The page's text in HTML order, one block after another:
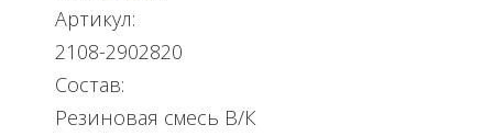
Артикул:
2108-2902820
Состав:
Резиновая смесь В/К